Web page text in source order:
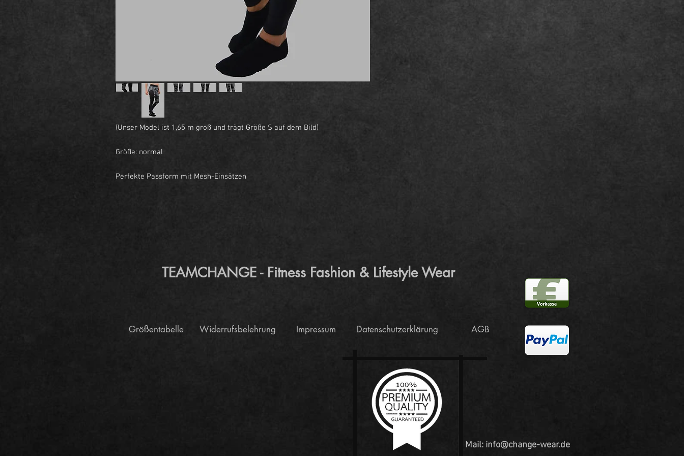
(Unser Model ist 1,65 m groß und trägt Größe S auf dem Bild)
Größe: normal
Perfekte Passform mit Mesh-Einsätzen
TEAMCHANGE - Fitness Fashion & Lifestyle Wear
Größentabelle Widerrufsbelehrung AGB
Impressum Datenschutzerklärung
Mail: info@change-wear.de